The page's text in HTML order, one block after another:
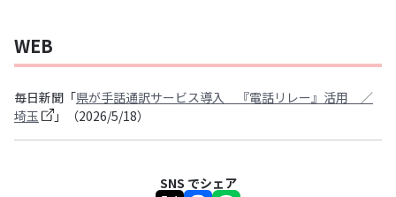
WEB
毎日新聞「県が手話通訳サービス導入 『電話リレー』活用 ／
埼玉
」（2026/5/18）
SNS でシェア